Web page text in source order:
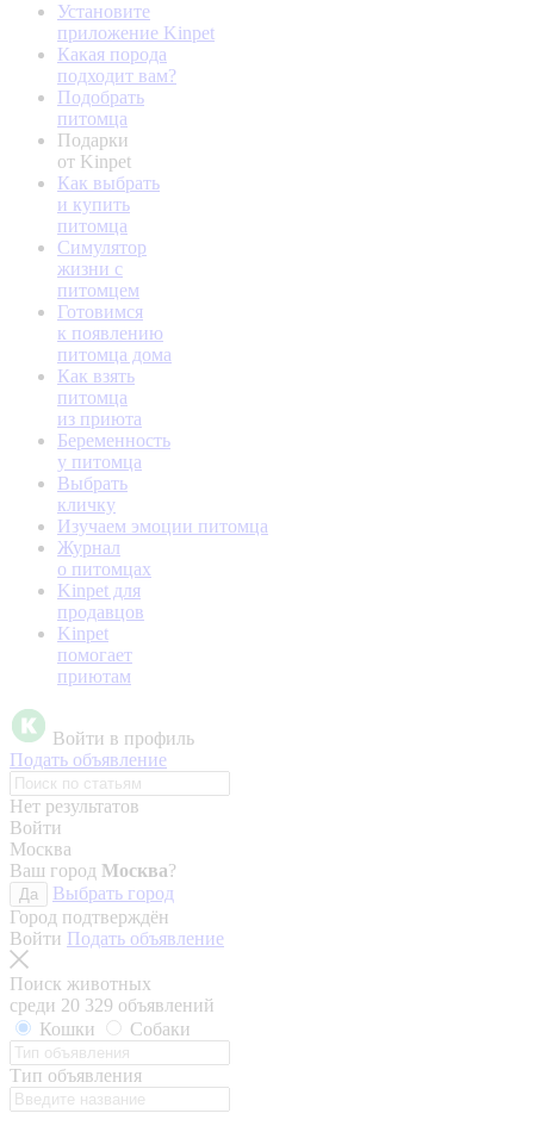
Установите
приложение Kinpet
Какая порода
подходит вам?
Подобрать
питомца
Подарки
от Kinpet
Как выбрать
и купить
питомца
Симулятор
жизни с
питомцем
Готовимся
к появлению
питомца дома
Как взять
питомца
из приюта
Беременность
у питомца
Выбрать
кличку
Изучаем эмоции питомца
Журнал
о питомцах
Kinpet для
продавцов
Kinpet
помогает
приютам
Войти в профиль
Подать объявление
Нет результатов
Войти
Москва
Ваш город Москва?
Да
Выбрать город
Город подтверждён
Войти Подать объявление
Поиск животных
среди 20 329 объявлений
Кошки
Собаки
Тип объявления